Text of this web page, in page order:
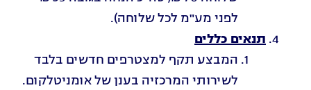
לפני מע"מ לכל שלוחה).
תנאים כללים
המבצע תקף למצטרפים חדשים בלבד
לשירותי המרכזיה בענן של אומניטלקום.